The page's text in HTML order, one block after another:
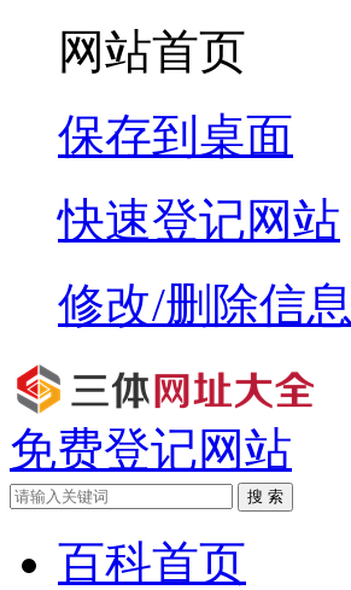
网站首页
保存到桌面
快速登记网站
修改/删除信息
免费登记网站
搜 索
百科首页